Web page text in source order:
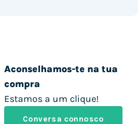
Aconselhamos-te na tua
compra
Estamos a um clique!
Conversa connosco